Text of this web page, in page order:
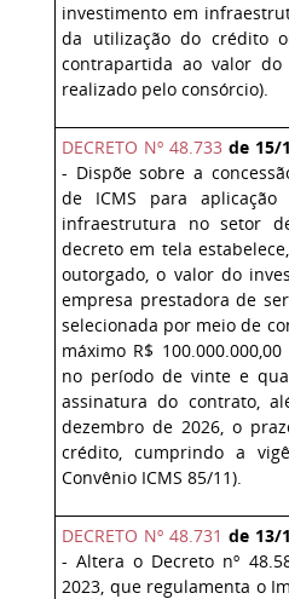
investimento em
da utilização do crédito
contrapartida ao valor do
realizado pelo consórcio).
DECRETO Nº 48.733 de 15/
- Dispõe sobre a
de ICMS para aplicação
infraestrutura no setor
decreto em tela
outorgado, o valor do
empresa prestadora de
selecionada por meio de
máximo R$
no período de vinte e
assinatura do contrato,
dezembro de 2026, o
crédito, cumprindo a
Convênio ICMS 85/11).
DECRETO Nº 48.731 de 13/
- Altera o Decreto nº
2023, que regulamenta o